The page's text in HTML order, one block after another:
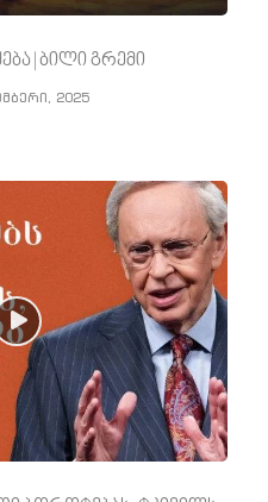
| ბილი გრემი
2025